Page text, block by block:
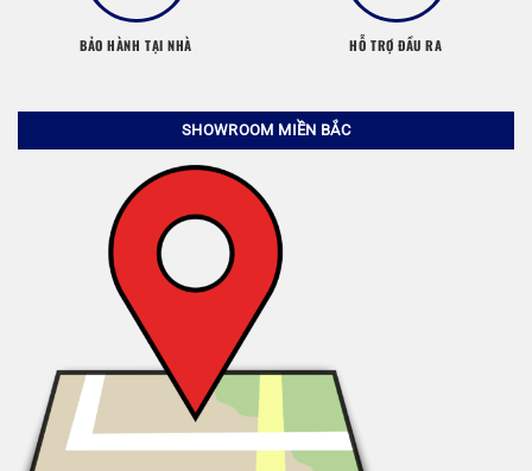
BẢO HÀNH TẠI NHÀ HỖ TRỢ ĐẦU RA
SHOWROOM MIỀN BẮC